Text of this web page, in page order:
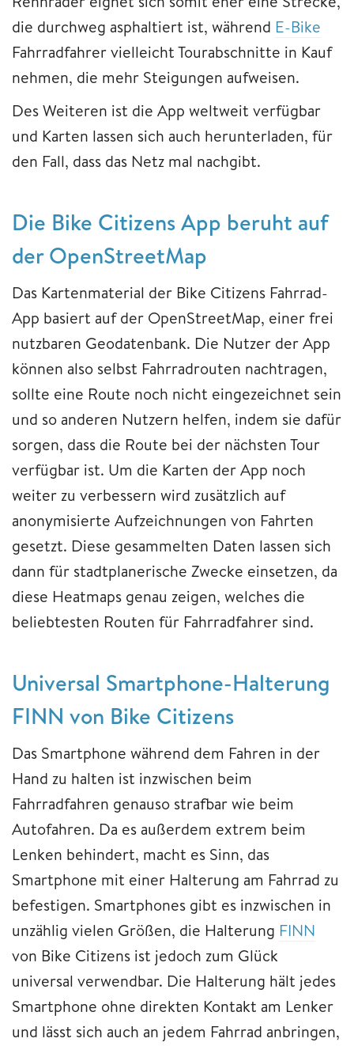
die durchweg asphaltiert ist, während E-Bike
Fahrradfahrer vielleicht Tourabschnitte in Kauf
nehmen, die mehr Steigungen aufweisen.
Des Weiteren ist die App weltweit verfügbar
und Karten lassen sich auch herunterladen, für
den Fall, dass das Netz mal nachgibt.
Die Bike Citizens App beruht auf
der OpenStreetMap
Das Kartenmaterial der Bike Citizens Fahrrad-
App basiert auf der OpenStreetMap, einer frei
nutzbaren Geodatenbank. Die Nutzer der App
können also selbst Fahrradrouten nachtragen,
sollte eine Route noch nicht eingezeichnet sein
und so anderen Nutzern helfen, indem sie dafür
sorgen, dass die Route bei der nächsten Tour
verfügbar ist. Um die Karten der App noch
weiter zu verbessern wird zusätzlich auf
anonymisierte Aufzeichnungen von Fahrten
gesetzt. Diese gesammelten Daten lassen sich
dann für stadtplanerische Zwecke einsetzen, da
diese Heatmaps genau zeigen, welches die
beliebtesten Routen für Fahrradfahrer sind.
​​​​​​​Universal Smartphone-Halterung
FINN von Bike Citizens
Das Smartphone während dem Fahren in der
Hand zu halten ist inzwischen beim
Fahrradfahren genauso strafbar wie beim
Autofahren. Da es außerdem extrem beim
Lenken behindert, macht es Sinn, das
Smartphone mit einer Halterung am Fahrrad zu
befestigen. Smartphones gibt es inzwischen in
unzählig vielen Größen, die Halterung FINN
von Bike Citizens ist jedoch zum Glück
universal verwendbar. Die Halterung hält jedes
Smartphone ohne direkten Kontakt am Lenker
und lässt sich auch an jedem Fahrrad anbringen,